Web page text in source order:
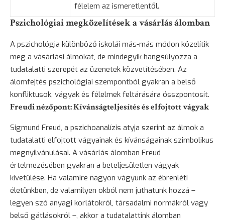
félelem az ismeretlentől.
Pszichológiai megközelítések a vásárlás álomban
A pszichológia különböző iskolái más-más módon közelítik
meg a vásárlási álmokat, de mindegyik hangsúlyozza a
tudatalatti szerepét az üzenetek közvetítésében. Az
álomfejtés pszichológiai szempontból gyakran a belső
konfliktusok, vágyak és félelmek feltárására összpontosít.
Freudi nézőpont: Kívánságteljesítés és elfojtott vágyak
Sigmund Freud, a pszichoanalízis atyja szerint az álmok a
tudatalatti elfojtott vágyainak és kívánságainak szimbolikus
megnyilvánulásai. A vásárlás álomban Freud
értelmezésében gyakran a beteljesületlen vágyak
kivetülése. Ha valamire nagyon vágyunk az ébrenléti
életünkben, de valamilyen okból nem juthatunk hozzá –
legyen szó anyagi korlátokról, társadalmi normákról vagy
belső gátlásokról –, akkor a tudatalattink álomban